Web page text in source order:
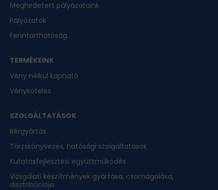
Meghirdetett pályázataink
Pályázatok
Fenntarthatóság
TERMÉKEINK
Vény nélkül kapható
Vényköteles
SZOLGÁLTATÁSOK
Bérgyártás
Törzskönyvezés, hatósági szolgáltatások
Kutatásfejlesztési együttműködés
Vizsgálati készítmények gyártása, csomagolása,
disztribúciója